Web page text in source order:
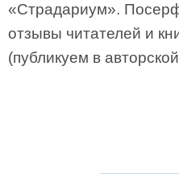
«Страдариум».
отзывы читателей и
(публикуем в